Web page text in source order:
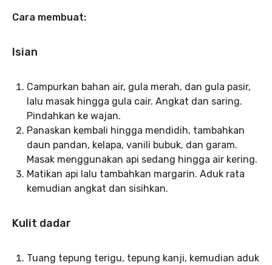
Cara membuat:
Isian
Campurkan bahan air, gula merah, dan gula pasir,
lalu masak hingga gula cair. Angkat dan saring.
Pindahkan ke wajan.
Panaskan kembali hingga mendidih, tambahkan
daun pandan, kelapa, vanili bubuk, dan garam.
Masak menggunakan api sedang hingga air kering.
Matikan api lalu tambahkan margarin. Aduk rata
kemudian angkat dan sisihkan.
Kulit dadar
Tuang tepung terigu, tepung kanji, kemudian aduk